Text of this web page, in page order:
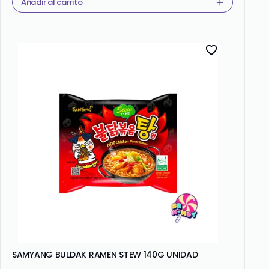
SAMYANG BULDAK RAMEN STEW 140G UNIDAD